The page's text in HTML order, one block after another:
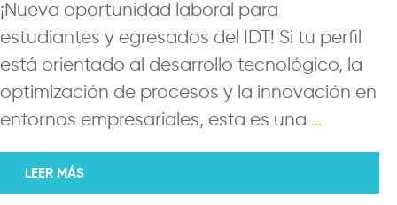
¡Nueva oportunidad laboral para
estudiantes y egresados del IDT! Si tu perfil
está orientado al desarrollo tecnológico, la
optimización de procesos y la innovación en
entornos empresariales, esta es una …
LEER MÁS